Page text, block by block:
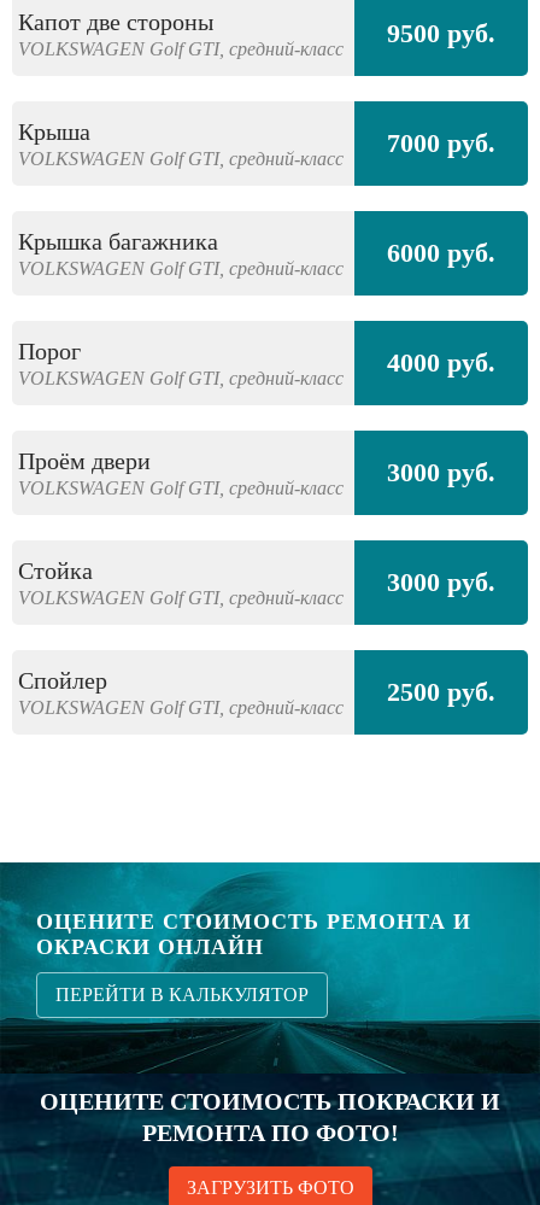
Капот две стороны
VOLKSWAGEN Golf GTI, средний-класс 9500 руб.
Крыша
VOLKSWAGEN Golf GTI, средний-класс 7000 руб.
Крышка багажника
VOLKSWAGEN Golf GTI, средний-класс 6000 руб.
Порог
VOLKSWAGEN Golf GTI, средний-класс 4000 руб.
Проём двери
VOLKSWAGEN Golf GTI, средний-класс 3000 руб.
Стойка
VOLKSWAGEN Golf GTI, средний-класс 3000 руб.
Спойлер
VOLKSWAGEN Golf GTI, средний-класс 2500 руб.
ОЦЕНИТЕ СТОИМОСТЬ РЕМОНТА И
ОКРАСКИ ОНЛАЙН
ПЕРЕЙТИ В КАЛЬКУЛЯТОР
ОЦЕНИТЕ СТОИМОСТЬ ПОКРАСКИ И
РЕМОНТА ПО ФОТО!
ЗАГРУЗИТЬ ФОТО